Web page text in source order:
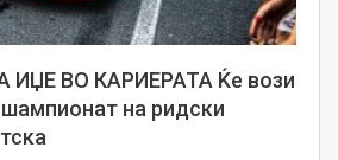
ИЏЕ ВО КАРИЕРАТА Ќе вози
на ридски